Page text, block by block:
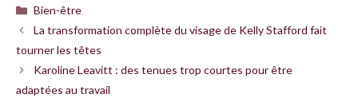
Catégories
Bien-être
La transformation complète du visage de Kelly Stafford fait
tourner les têtes
Karoline Leavitt : des tenues trop courtes pour être
adaptées au travail